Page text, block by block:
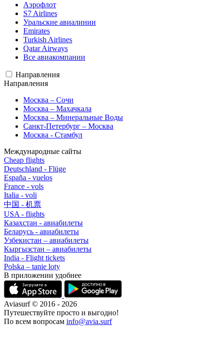
Аэрофлот
S7 Airlines
Уральские авиалинии
Emirates
Turkish Airlines
Qatar Airways
Все авиакомпании
Направления
Направления
Москва – Сочи
Москва – Махачкала
Москва – Минеральные Воды
Санкт-Петербург – Москва
Москва - Стамбул
Международные сайты
Cheap flights
Deutschland - Flüge
España - vuelos
France - vols
Italia - voli
中国 - 机票
USA - flights
Казахстан - авиабилеты
Беларусь - авиабилеты
Узбекистан – авиабилеты
Кыргызстан – авиабилеты
India - Flight tickets
Polska – tanie loty
В приложении удобнее
Aviasurf © 2016 - 2026
Путешествуйте просто и выгодно!
По всем вопросам info@avia.surf